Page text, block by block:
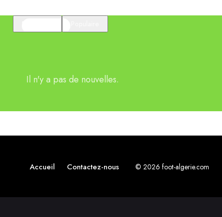
Il n'y a pas de nouvelles.
Accueil Contactez-nous © 2026 foot-algerie.com